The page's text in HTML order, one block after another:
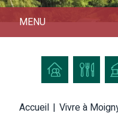
MENU
Accueil | Vivre à